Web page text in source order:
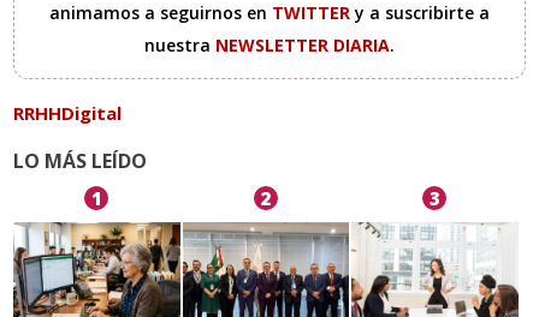
animamos a seguirnos en TWITTERy a suscribirte a
nuestra NEWSLETTER DIARIA.
RRHHDigital
LO MÁS LEÍDO
1 2 3